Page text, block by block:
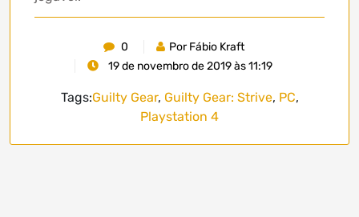
0
Por Fábio Kraft
19 de novembro de 2019 às 11:19
Tags:Guilty Gear, Guilty Gear: Strive, PC,
Playstation 4